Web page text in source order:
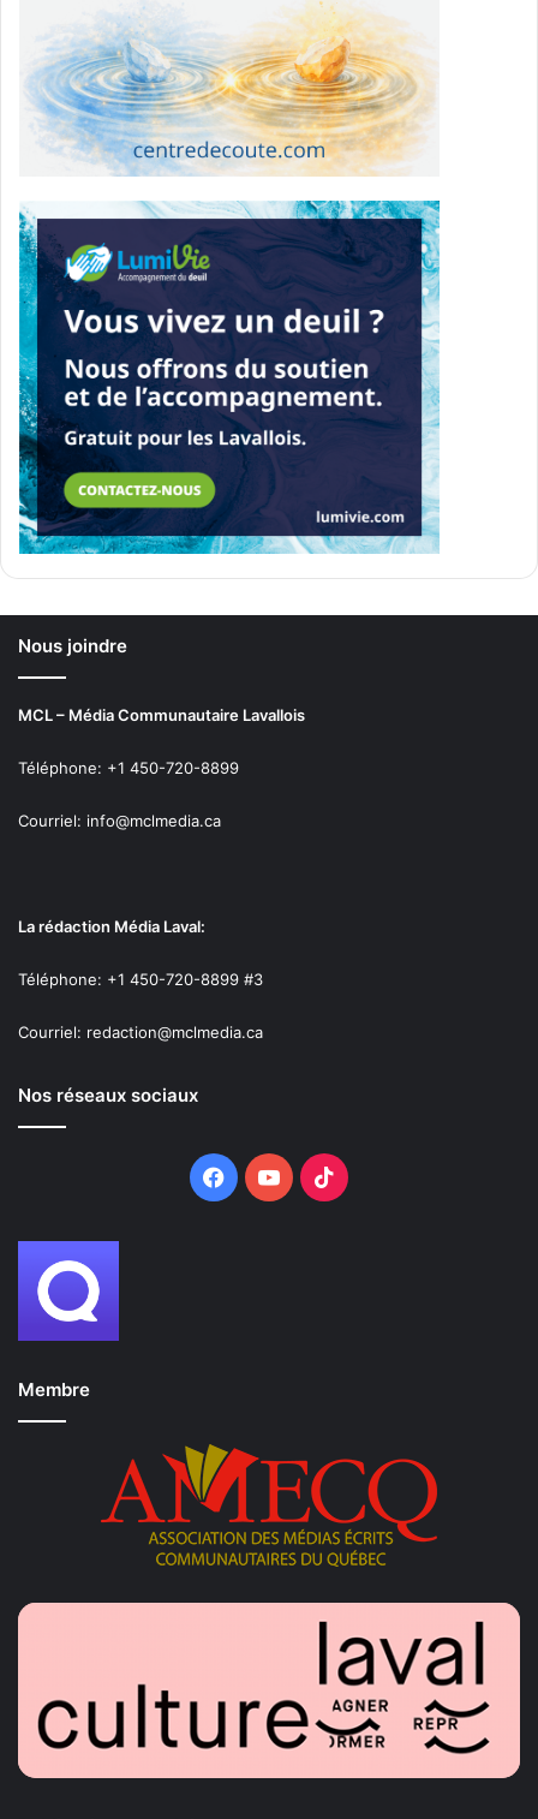
Nous joindre
MCL – Média Communautaire Lavallois
Téléphone: +1 450-720-8899
Courriel: info@mclmedia.ca
La rédaction Média Laval:
Téléphone: +1 450-720-8899 #3
Courriel: redaction@mclmedia.ca
Nos réseaux sociaux
FacebookYouTubeTikTok
Membre